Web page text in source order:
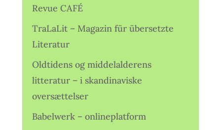
Revue CAFÉ
TraLaLit – Magazin für übersetzte
Literatur
Oldtidens og middelalderens
litteratur – i skandinaviske
oversættelser
Babelwerk – onlineplatform